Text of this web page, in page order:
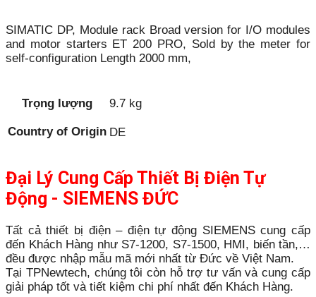
SIMATIC DP, Module rack Broad version for I/O modules
and motor starters ET 200 PRO, Sold by the meter for
self-configuration Length 2000 mm,
Trọng lượng 9.7 kg
Country of Origin DE
Đại Lý Cung Cấp Thiết Bị Điện Tự
Động - SIEMENS ĐỨC
Tất cả thiết bị điện – điện tự động SIEMENS cung cấp
đến Khách Hàng như S7-1200, S7-1500, HMI, biến tần,…
đều được nhập mẫu mã mới nhất từ Đức về Việt Nam.
Tại TPNewtech, chúng tôi còn hỗ trợ tư vấn và cung cấp
giải pháp tốt và tiết kiệm chi phí nhất đến Khách Hàng.